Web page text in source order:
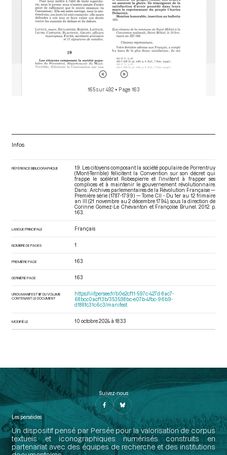
165 sur 492 • Page 163
Infos
RÉFÉRENCE BIBLIOGRAPHIQUE
19. Les citoyens composant la société populaire de Porrentruy
(Mont-Terrible) félicitent la Convention sur son décret qui
frappe le scélérat Robespierre et l’invitent à frapper ses
complices et à maintenir le gouvernement révolutionnaire.
Dans : Archives parlementaires de la Révolution Française —
Première série (1787-1799) — Tome CII - Du 1er au 12 frimaire
an III (21 novembre au 2 décembre 1794) , sous la direction de
Corinne Gomez-Le Chevanton et Françoise Brunel. 2012. p.
163.
LANGUE PRINCIPALE Français
NOMBRE DE PAGES 1
PREMIÈRE PAGE 163
DERNIÈRE PAGE 163
URI DU MANIFEST IIIF DU VOLUME
CONTENANT LE DOCUMENT
https://iiif.persee.fr/b0e2cf11-597c-427d-8ac7-
68bcc0acf13b/353598bc-e07b-4fbc-96b9-
d188fc31c6c3/manifest
MODIFIÉ LE 10 octobre 2024 à 18:33
Suivez-nous
Les perséides
Un dispositif pensé par Persée pour la valorisation de corpus
textuels et iconographiques numérisés construits en
partenariat avec des équipes de recherche et des institutions